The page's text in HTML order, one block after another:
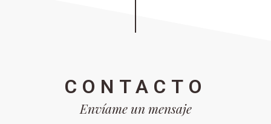
CONTACTO
Envíame un mensaje